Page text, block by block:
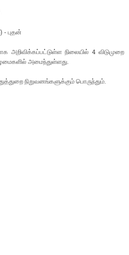
- புதன்
அறிவிக்கப்பட்டுள்ள நிலையில் 4 விடுமுறை
அமைந்துள்ளது.
நிறுவனங்களுக்கும் பொருந்தும்.